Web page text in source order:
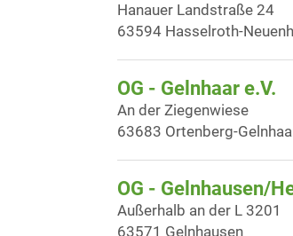
Hanauer Landstraße 24
63594 Hasselroth-
OG - Gelnhaar e.V.
An der Ziegenwiese
63683 Ortenberg-
OG - Gelnhausen/
Außerhalb an der L 3201
63571 Gelnhausen